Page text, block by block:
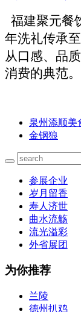
福建聚元餐
年洗礼传承
从口感、品
消费的典范。
泉州添顺美
金钢狼
参展企业
岁月留香
寿人济世
曲水流觞
流光溢彩
外省展团
为你推荐
兰陵
德州扒鸡